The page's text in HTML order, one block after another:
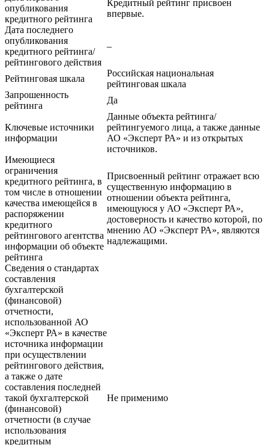
опубликования
кредитного рейтинга
Кредитный рейтинг присвоен
впервые.
Дата последнего
опубликования
кредитного рейтинга/
рейтингового действия
–
Рейтинговая шкала
Российская национальная
рейтинговая шкала
Запрошенность
рейтинга
Да
Ключевые источники
информации
Данные объекта рейтинга/
рейтингуемого лица, а также данные
АО «Эксперт РА» и из открытых
источников.
Имеющиеся
ограничения
кредитного рейтинга, в
том числе в отношении
качества имеющейся в
распоряжении
кредитного
рейтингового агентства
информации об объекте
рейтинга
Присвоенный рейтинг отражает всю
существенную информацию в
отношении объекта рейтинга,
имеющуюся у АО «Эксперт РА»,
достоверность и качество которой, по
мнению АО «Эксперт РА», являются
надлежащими.
Сведения о стандартах
составления
бухгалтерской
(финансовой)
отчетности,
использованной АО
«Эксперт РА» в качестве
источника информации
при осуществлении
рейтингового действия,
а также о дате
составления последней
такой бухгалтерской
(финансовой)
отчетности (в случае
использования
кредитным
Не применимо